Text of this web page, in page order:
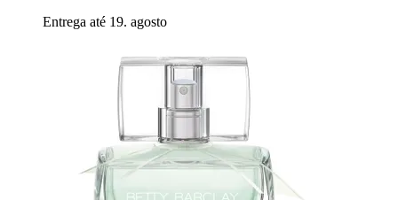
Entrega até 19. agosto